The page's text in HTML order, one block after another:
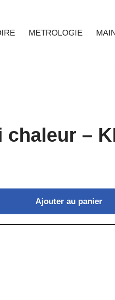
METROLOGIE
chaleur –
Ajouter au panier